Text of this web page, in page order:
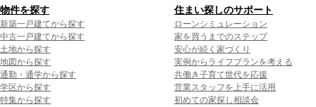
物件を探す
新築一戸建てから探す
中古一戸建てから探す
土地から探す
地図から探す
通勤・通学から探す
学区から探す
特集から探す
住まい探しのサポート
ローンシミュレーション
家を買うまでのステップ
安心が続く家づくり
実例からライフプランを考える
共働き子育て世代を応援
営業スタッフを上手に活用
初めての家探し相談会